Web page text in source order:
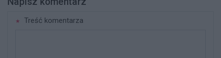
Treść komentarza